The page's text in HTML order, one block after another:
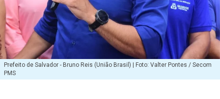
Prefeito de Salvador - Bruno Reis (União Brasil) | Foto: Valter Pontes / Secom
PMS